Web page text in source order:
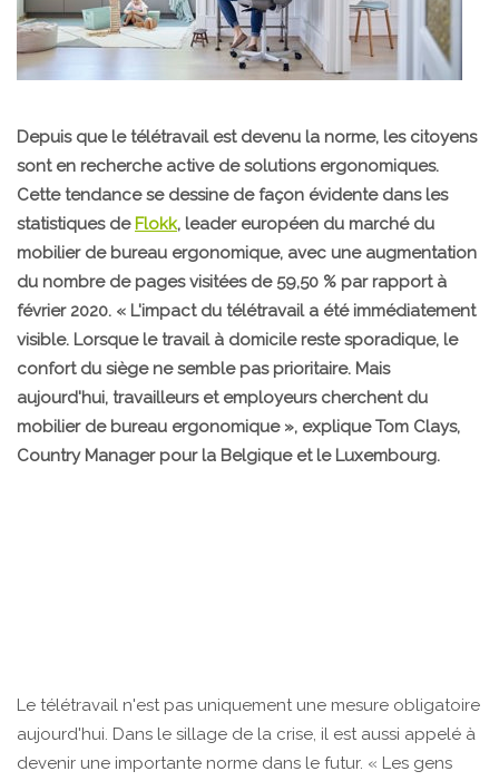
Depuis que le télétravail est devenu la norme, les citoyens
sont en recherche active de solutions ergonomiques.
Cette tendance se dessine de façon évidente dans les
statistiques de Flokk, leader européen du marché du
mobilier de bureau ergonomique, avec une augmentation
du nombre de pages visitées de 59,50 % par rapport à
février 2020. « L'impact du télétravail a été immédiatement
visible. Lorsque le travail à domicile reste sporadique, le
confort du siège ne semble pas prioritaire. Mais
aujourd'hui, travailleurs et employeurs cherchent du
mobilier de bureau ergonomique », explique Tom Clays,
Country Manager pour la Belgique et le Luxembourg.
Le télétravail n'est pas uniquement une mesure obligatoire
aujourd'hui. Dans le sillage de la crise, il est aussi appelé à
devenir une importante norme dans le futur. « Les gens